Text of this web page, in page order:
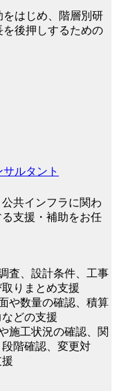
はじめ、階層別研
後押しするための
ルタント
共インフラに関わ
支援・補助をお任
査、設計条件、工事
りまとめ支援
や数量の確認、積算
どの支援
施工状況の確認、関
階確認、変更対